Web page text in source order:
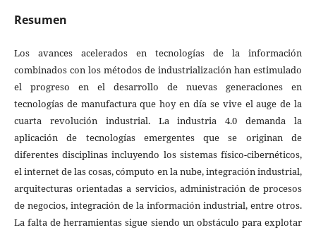
Resumen
Los avances acelerados en tecnologías de la información
combinados con los métodos de industrialización han estimulado
el progreso en el desarrollo de nuevas generaciones en
tecnologías de manufactura que hoy en día se vive el auge de la
cuarta revolución industrial. La industria 4.0 demanda la
aplicación de tecnologías emergentes que se originan de
diferentes disciplinas incluyendo los sistemas físico-cibernéticos,
el internet de las cosas, cómputo en la nube, integración industrial,
arquitecturas orientadas a servicios, administración de procesos
de negocios, integración de la información industrial, entre otros.
La falta de herramientas sigue siendo un obstáculo para explotar